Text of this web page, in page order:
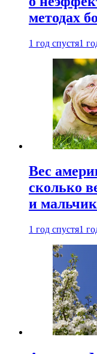
методах
1 год спустя1
Вес
сколько
и
1 год спустя1